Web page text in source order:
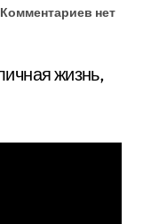
Комментариев нет